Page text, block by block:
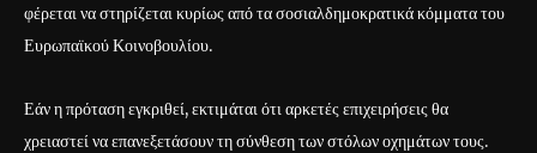
φέρεται να στηρίζεται κυρίως από τα σοσιαλδημοκρατικά κόμματα του
Ευρωπαϊκού Κοινοβουλίου.
Εάν η πρόταση εγκριθεί, εκτιμάται ότι αρκετές επιχειρήσεις θα
χρειαστεί να επανεξετάσουν τη σύνθεση των στόλων οχημάτων τους.